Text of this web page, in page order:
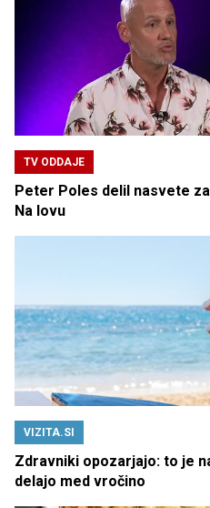
TV ODDAJE
Peter Poles delil nasvete
Na lovu
VIZITA.SI
Zdravniki opozarjajo: to je
delajo med vročino